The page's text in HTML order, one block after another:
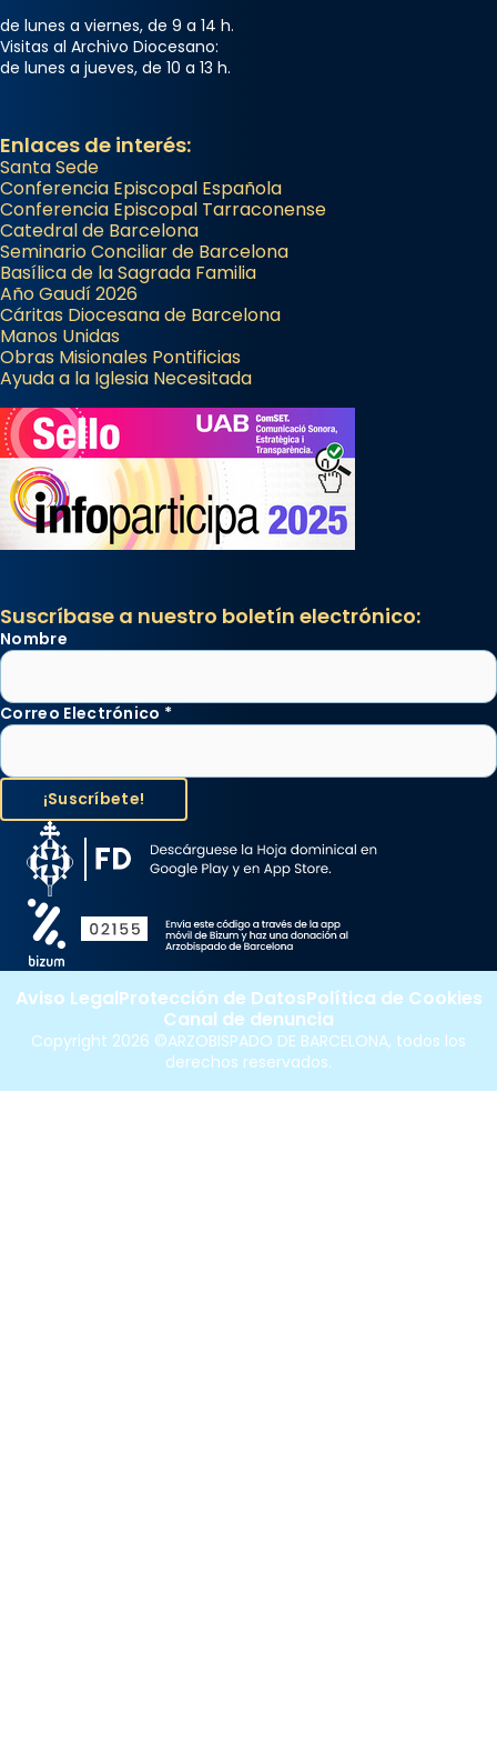
de lunes a viernes, de 9 a 14 h.
Visitas al Archivo Diocesano:
de lunes a jueves, de 10 a 13 h.
Enlaces de interés:
Santa Sede
Conferencia Episcopal Española
Conferencia Episcopal Tarraconense
Catedral de Barcelona
Seminario Conciliar de Barcelona
Basílica de la Sagrada Familia
Año Gaudí 2026
Cáritas Diocesana de Barcelona
Manos Unidas
Obras Misionales Pontificias
Ayuda a la Iglesia Necesitada
Suscríbase a nuestro boletín electrónico:
Nombre
Correo Electrónico *
Copyright 2026 ©ARZOBISPADO DE BARCELONA, todos los
derechos reservados.
Aviso LegalProtección de DatosPolítica de Cookies
Canal de denuncia